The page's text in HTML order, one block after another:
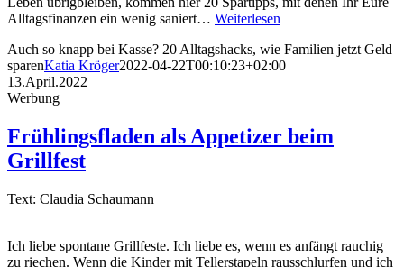
Alltagsfinanzen ein wenig saniert… Weiterlesen
Auch so knapp bei Kasse? 20 Alltagshacks, wie Familien jetzt Geld
sparenKatia Kröger2022-04-22T00:10:23+02:00
13.April.2022
Werbung
Frühlingsfladen als Appetizer beim
Grillfest
Text: Claudia Schaumann
Ich liebe spontane Grillfeste. Ich liebe es, wenn es anfängt rauchig
zu riechen. Wenn die Kinder mit Tellerstapeln rausschlurfen und ich